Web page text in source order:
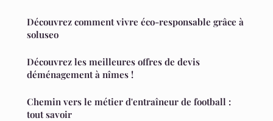
Découvrez comment vivre éco-responsable grâce à
soluseo
Découvrez les meilleures offres de devis
déménagement à nîmes !
Chemin vers le métier d'entraîneur de football :
tout savoir